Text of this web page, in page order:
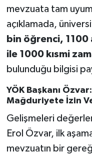
mevzuata tam
açıklamada,
bin öğrenci, 1100
ile 1000 kısmi
bulunduğu bilgisi
YÖK Başkanı
Mağduriyete İzin
Gelişmeleri
Erol Özvar, ilk
mevzuatın bir